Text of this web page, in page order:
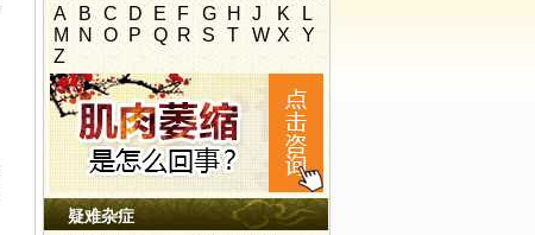
A B C D E F G H J K
L
M N O P Q R S T W X
Y
Z
疑难杂症